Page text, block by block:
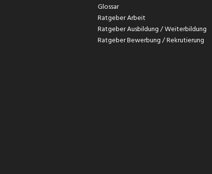
Glossar
Ratgeber Arbeit
Ratgeber Ausbildung / Weiterbildung
Ratgeber Bewerbung / Rekrutierung